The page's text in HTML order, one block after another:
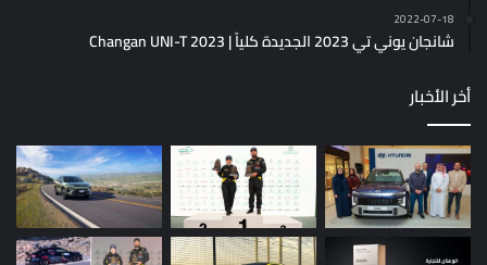
2022-07-18
شانجان يوني تي 2023 الجديدة كلياً | Changan UNI-T 2023
أخر الأخبار